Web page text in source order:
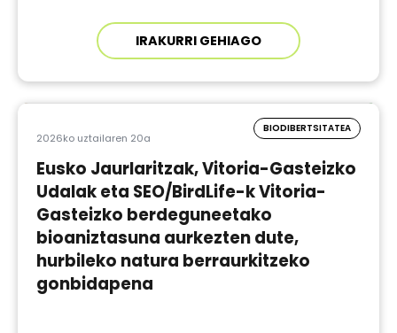
IRAKURRI GEHIAGO
2026ko uztailaren 20a
BIODIBERTSITATEA
Eusko Jaurlaritzak, Vitoria-Gasteizko
Udalak eta SEO/BirdLife-k Vitoria-
Gasteizko berdeguneetako
bioaniztasuna aurkezten dute,
hurbileko natura berraurkitzeko
gonbidapena